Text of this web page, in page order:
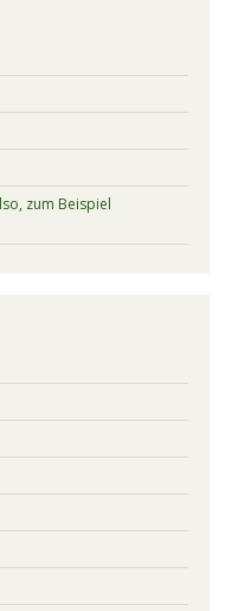
zum Beispiel